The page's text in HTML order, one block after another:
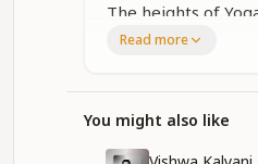
The heights of
You have taught
वो योग की उच्चाइयां और
The heights of
Read more
You might also like